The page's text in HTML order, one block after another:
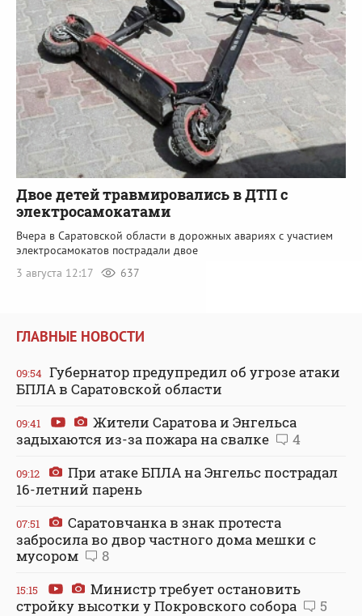
Двое детей травмировались в ДТП с
электросамокатами
Вчера в Саратовской области в дорожных авариях с участием
электросамокатов пострадали двое
3 августа 12:17
637
ГЛАВНЫЕ НОВОСТИ
09:54 Губернатор предупредил об угрозе атаки
БПЛА в Саратовской области
09:41
Жители Саратова и Энгельса
задыхаются из-за пожара на свалке
4
09:12
При атаке БПЛА на Энгельс пострадал
16-летний парень
07:51
Саратовчанка в знак протеста
забросила во двор частного дома мешки с
мусором
8
15:15
Министр требует остановить
стройку высотки у Покровского собора
5